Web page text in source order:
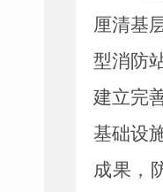
厘清基
型消防
建立完
基础设
成果，